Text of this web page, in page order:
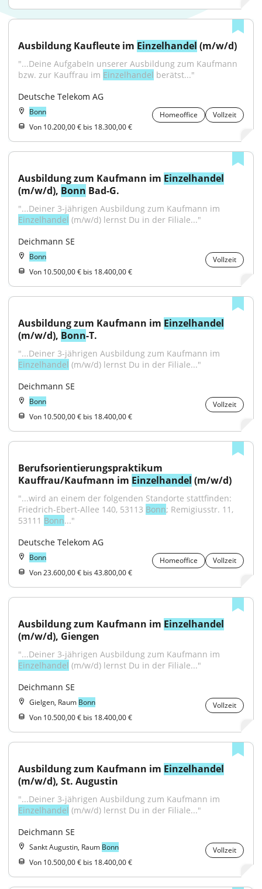
Ausbildung Kaufleute im Einzelhandel (m/w/d)
"...Deine AufgabeIn unserer Ausbildung zum Kaufmann
bzw. zur Kauffrau im Einzelhandel berätst..."
Deutsche Telekom AG
Bonn Homeoffice
Vollzeit
Von 10.200,00 € bis 18.300,00 €
Ausbildung zum Kaufmann im Einzelhandel
(m/w/d), Bonn Bad-G.
Einzelhandel (m/w/d) lernst Du in der Filiale..."
Deichmann SE
Bonn
Vollzeit
Von 10.500,00 € bis 18.400,00 €
Ausbildung zum Kaufmann im Einzelhandel
(m/w/d), Bonn-T.
Einzelhandel (m/w/d) lernst Du in der Filiale..."
Deichmann SE
Bonn
Vollzeit
Von 10.500,00 € bis 18.400,00 €
Berufsorientierungspraktikum
Kauffrau/Kaufmann im Einzelhandel (m/w/d)
"...wird an einem der folgenden Standorte stattfinden:
Friedrich-Ebert-Allee 140, 53113 Bonn; Remigiusstr. 11,
53111 Bonn..."
Deutsche Telekom AG
Bonn Homeoffice
Vollzeit
Von 23.600,00 € bis 43.800,00 €
Ausbildung zum Kaufmann im Einzelhandel
(m/w/d), Giengen
Einzelhandel (m/w/d) lernst Du in der Filiale..."
Deichmann SE
Gielgen, Raum Bonn
Vollzeit
Von 10.500,00 € bis 18.400,00 €
Ausbildung zum Kaufmann im Einzelhandel
(m/w/d), St. Augustin
Einzelhandel (m/w/d) lernst Du in der Filiale..."
Deichmann SE
Sankt Augustin, Raum Bonn
Vollzeit
Von 10.500,00 € bis 18.400,00 €